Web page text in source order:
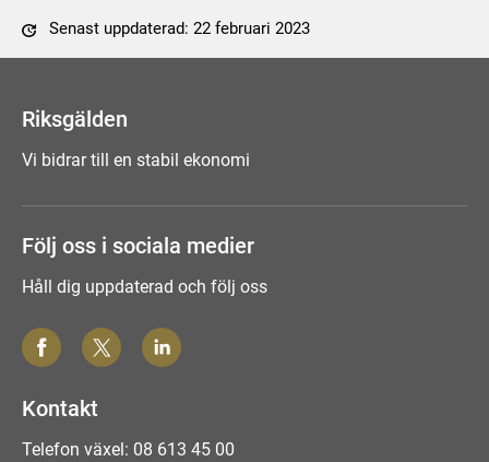
Senast uppdaterad: 22 februari 2023
Riksgälden
Vi bidrar till en stabil ekonomi
Följ oss i sociala medier
Håll dig uppdaterad och följ oss
Kontakt
Telefon växel: 08 613 45 00